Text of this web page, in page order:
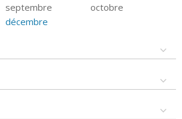
septembre
octobre
décembre